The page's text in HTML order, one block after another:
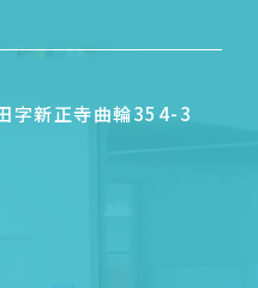
字新正寺曲輪354-3